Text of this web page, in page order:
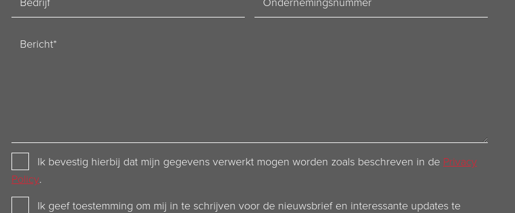
Privacy
Policy
Ik bevestig hierbij dat mijn gegevens verwerkt mogen worden zoals beschreven in de Privacy
Policy.
NewsletterIk geef toestemming om mij in te schrijven voor de nieuwsbrief en interessante updates te